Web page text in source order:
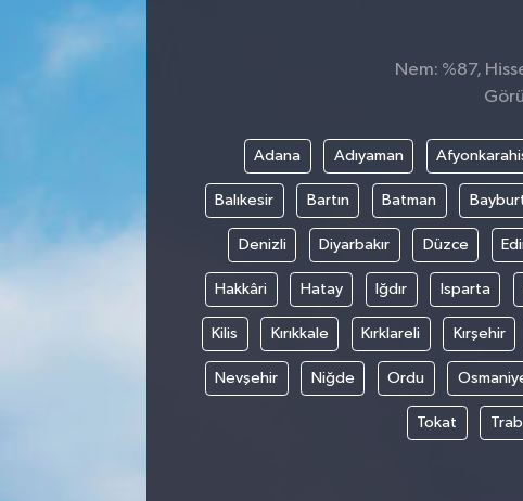
Nem: %87,
Adana Adıyaman
Balıkesir Bartın Batman
Denizli Diyarbakır Düzce
Hakkâri Hatay Iğdır Isparta
Kilis Kırıkkale Kırklareli Kırşehir
Nevşehir Niğde Ordu
Tokat